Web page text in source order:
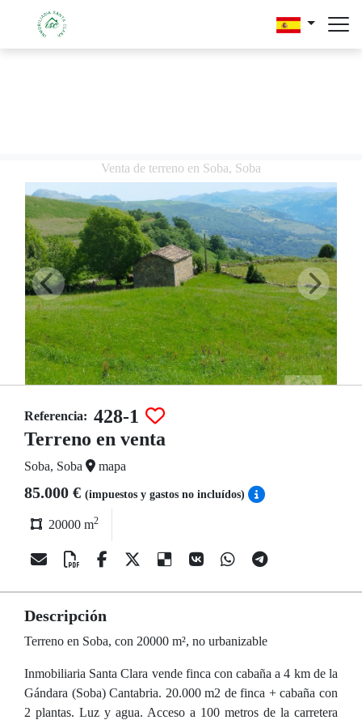
Venta de terreno en Soba, Soba
Referencia: 428-1
Terreno en venta
Soba, Soba mapa
85.000 € (impuestos y gastos no incluídos)
20000 m2
Descripción
Terreno en Soba, con 20000 m², no urbanizable
Inmobiliaria Santa Clara vende finca con cabaña a 4 km de la
Gándara (Soba) Cantabria. 20.000 m2 de finca + cabaña con
2 plantas. Luz y agua. Acceso a 100 metros de la carretera